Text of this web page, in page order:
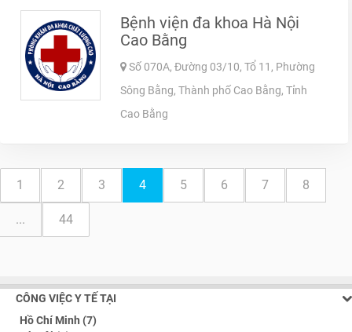
Bệnh viện đa khoa Hà Nội
Cao Bằng
Số 070A, Đường 03/10, Tổ 11, Phường
Sông Bằng, Thành phố Cao Bằng, Tỉnh
Cao Bằng
1 2 3 4 5 6 7 8
... 44
CÔNG VIỆC Y TẾ TẠI
Hồ Chí Minh (7)